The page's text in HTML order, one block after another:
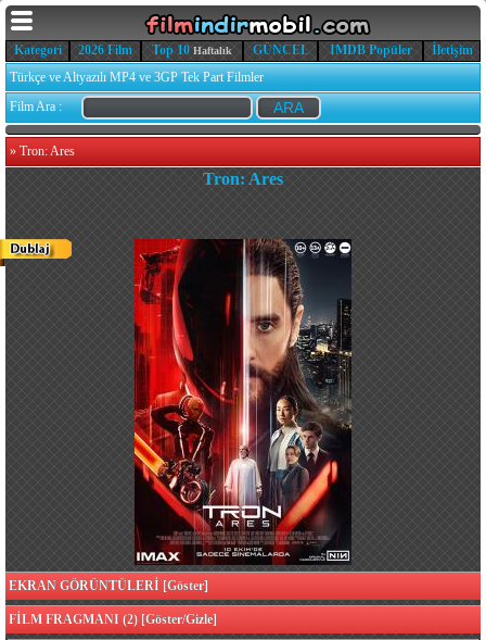
Kategori 2026 Film Top 10 Haftalık GÜNCEL IMDB Popüler
İletişim
Türkçe ve Altyazılı MP4 ve 3GP Tek Part Filmler
Film Ara :
» Tron: Ares
Tron: Ares
EKRAN GÖRÜNTÜLERİ [Göster]
FİLM FRAGMANI (2) [Göster/Gizle]